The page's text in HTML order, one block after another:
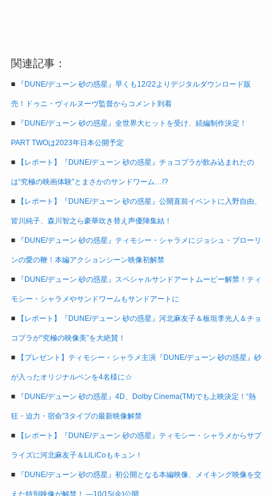
関連記事：
■ 『DUNE/デューン 砂の惑星』早くも12/22よりデジタルダウンロード販
売！ドゥニ・ヴィルヌーヴ監督からコメント到着
■ 『DUNE/デューン 砂の惑星』全世界大ヒットを受け、続編制作決定！
PART TWOは2023年日本公開予定
■ 【レポート】『DUNE/デューン 砂の惑星』チョコプラが飲み込まれたの
は“究極の映画体験”とまさかのサンドワーム…!?
■ 【レポート】『DUNE/デューン 砂の惑星』公開直前イベントに入野自由、
皆川純子、森川智之ら豪華吹き替え声優陣集結！
■ 『DUNE/デューン 砂の惑星』ティモシー・シャラメにジョシュ・ブローリ
ンの愛の鞭！本編アクションシーン映像初解禁
■ 『DUNE/デューン 砂の惑星』スペシャルサンドアートムービー解禁！ティ
モシー・シャラメやサンドワームもサンドアートに
■ 【レポート】『DUNE/デューン 砂の惑星』河北麻友子＆板垣李光人＆チョ
コプラが“究極の映像美”を大絶賛！
■ 【プレゼント】ティモシー・シャラメ主演『DUNE/デューン 砂の惑星』砂
が入ったオリジナルペンを4名様に☆
■ 『DUNE/デューン 砂の惑星』4D、Dolby Cinema(TM)でも上映決定！“熱
狂・迫力・宿命”3タイプの最新映像解禁
■ 【レポート】『DUNE/デューン 砂の惑星』ティモシー・シャラメからサプ
ライズに河北麻友子＆LiLiCoもキュン！
■ 『DUNE/デューン 砂の惑星』初公開となる本編映像、メイキング映像を交
えた特別映像が解禁！ ―10/15(金)公開